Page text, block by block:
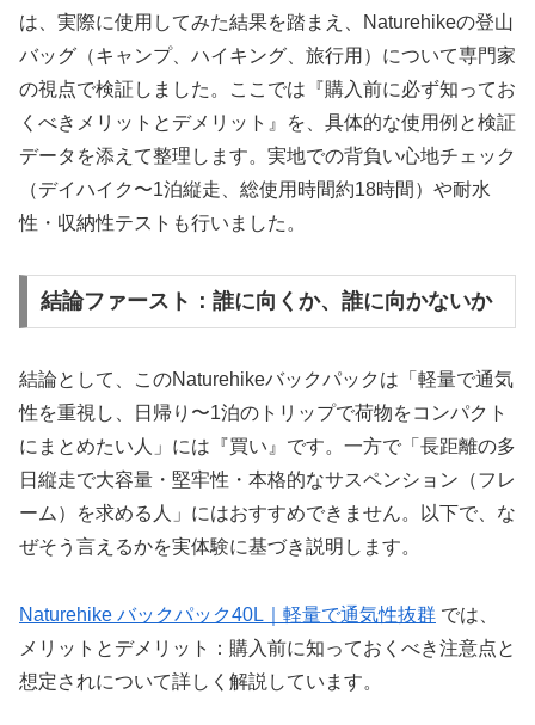
は、実際に使用してみた結果を踏まえ、Naturehikeの登山
バッグ（キャンプ、ハイキング、旅行用）について専門家
の視点で検証しました。ここでは『購入前に必ず知ってお
くべきメリットとデメリット』を、具体的な使用例と検証
データを添えて整理します。実地での背負い心地チェック
（デイハイク〜1泊縦走、総使用時間約18時間）や耐水
性・収納性テストも行いました。
結論ファースト：誰に向くか、誰に向かないか
結論として、このNaturehikeバックパックは「軽量で通気
性を重視し、日帰り〜1泊のトリップで荷物をコンパクト
にまとめたい人」には『買い』です。一方で「長距離の多
日縦走で大容量・堅牢性・本格的なサスペンション（フレ
ーム）を求める人」にはおすすめできません。以下で、な
ぜそう言えるかを実体験に基づき説明します。
Naturehike バックパック40L｜軽量で通気性抜群 では、
メリットとデメリット：購入前に知っておくべき注意点と
想定されについて詳しく解説しています。